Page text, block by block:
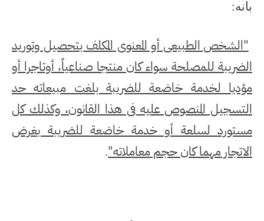
بأنه:
"الشخص الطبيعى أو المعنوى المكلف بتحصيل وتوريد
الضريبة للمصلحة سواء كان منتجا صناعياً، أوتاجرا أو
مؤديا لخدمة خاضعة للضريبة بلغت مبيعاته حد
التسجيل المنصوص عليه فى هذا القانون، وكذلك كل
مستورد لسلعة أو خدمة خاضعة للضريبة بغرض
الاتجار مهما كان حجم معاملاته".